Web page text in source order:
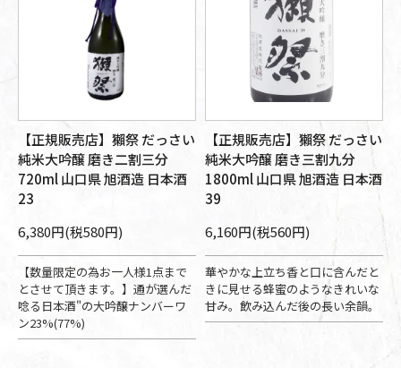
【正規販売店】獺祭 だっさい
純米大吟醸 磨き二割三分
720ml 山口県 旭酒造 日本酒
23
6,380円(税580円)
【数量限定の為お一人様1点まで
とさせて頂きます。】通が選んだ
唸る日本酒"の大吟醸ナンバーワ
ン23%(77%)
【正規販売店】獺祭 だっさい
純米大吟醸 磨き三割九分
1800ml 山口県 旭酒造 日本酒
39
6,160円(税560円)
華やかな上立ち香と口に含んだと
きに見せる蜂蜜のようなきれいな
甘み。飲み込んだ後の長い余韻。